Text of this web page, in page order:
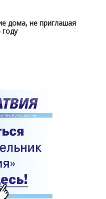
дома, не приглашая